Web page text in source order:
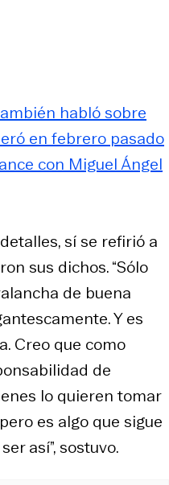
habló sobre
en febrero pasado
con Miguel Ángel
sí se refirió a
sus dichos. “Sólo
de buena
Y es
Creo que como
de
lo quieren tomar
es algo que sigue
así”, sostuvo.